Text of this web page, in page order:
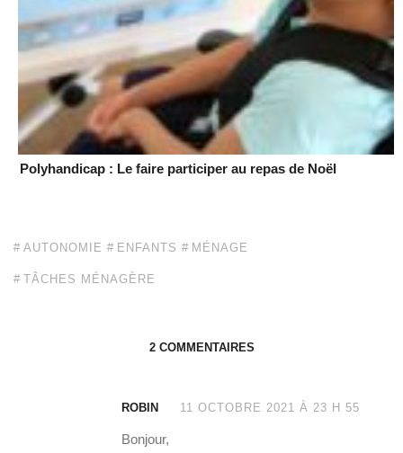
Polyhandicap : Le faire participer au repas de Noël
AUTONOMIE ENFANTS MÉNAGE
TÂCHES MÉNAGÈRE
2 COMMENTAIRES
ROBIN 11 OCTOBRE 2021 À 23 H 55
Bonjour,